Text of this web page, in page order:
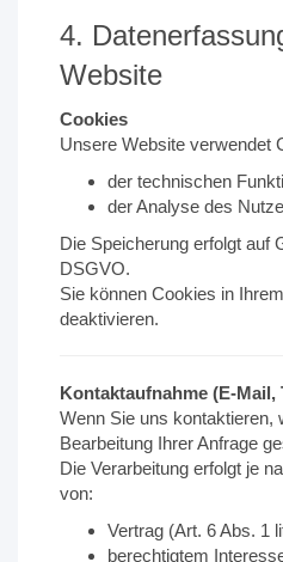
4.
Website
Cookies
Unsere Website verwendet
der technischen
der Analyse des
Die Speicherung erfolgt auf
DSGVO.
Sie können Cookies in
deaktivieren.
Kontaktaufnahme (E-Mail,
Wenn Sie uns kontaktieren,
Bearbeitung Ihrer Anfrage
Die Verarbeitung erfolgt je
von:
Vertrag (Art. 6 Abs. 1
berechtigtem